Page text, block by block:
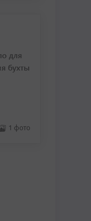
для
бухты
1 фото